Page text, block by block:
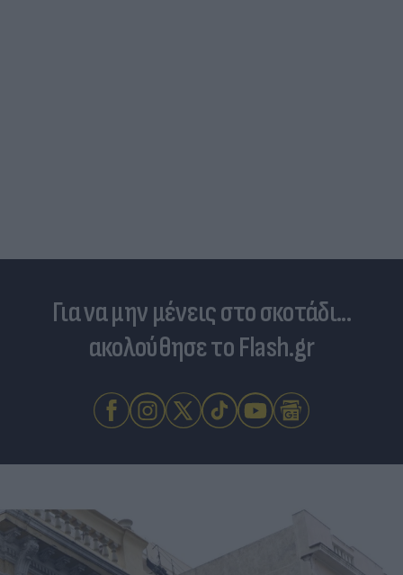
Για να μην μένεις στο σκοτάδι...
ακολούθησε το Flash.gr